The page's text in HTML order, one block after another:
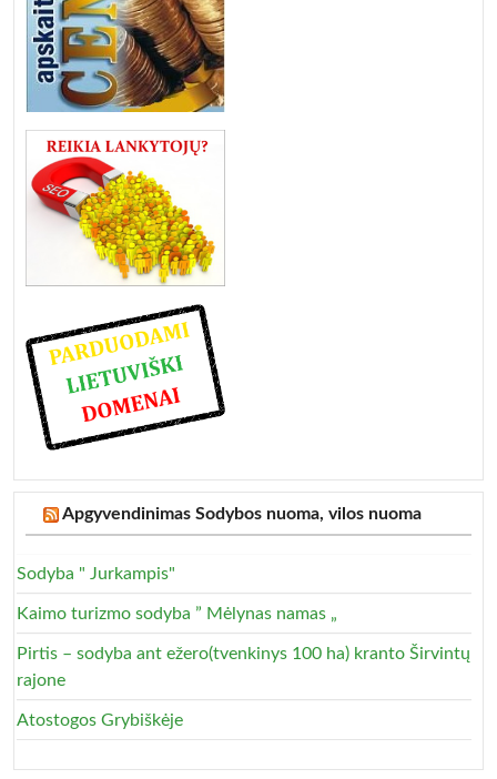
Apgyvendinimas Sodybos nuoma, vilos nuoma
Sodyba " Jurkampis"
Kaimo turizmo sodyba ” Mėlynas namas „
Pirtis – sodyba ant ežero(tvenkinys 100 ha) kranto Širvintų
rajone
Atostogos Grybiškėje